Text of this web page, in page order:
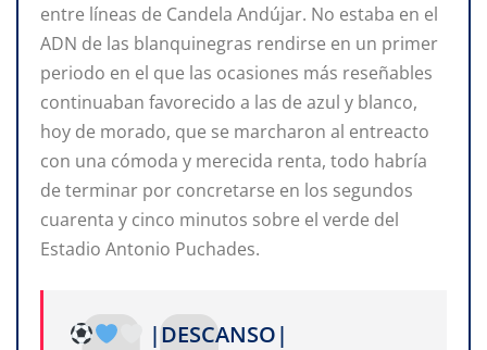
entre líneas de Candela Andújar. No estaba en el
ADN de las blanquinegras rendirse en un primer
periodo en el que las ocasiones más reseñables
continuaban favorecido a las de azul y blanco,
hoy de morado, que se marcharon al entreacto
con una cómoda y merecida renta, todo habría
de terminar por concretarse en los segundos
cuarenta y cinco minutos sobre el verde del
Estadio Antonio Puchades.
|DESCANSO|